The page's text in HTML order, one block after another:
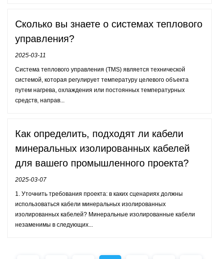
Сколько вы знаете о системах теплового
управления?
2025-03-11
Система теплового управления (TMS) является технической
системой, которая регулирует температуру целевого объекта
путем нагрева, охлаждения или постоянных температурных
средств, направ...
Как определить, подходят ли кабели
минеральных изолированных кабелей
для вашего промышленного проекта?
2025-03-07
1. Уточнить требования проекта: в каких сценариях должны
использоваться кабели минеральных изолированных
изолированных кабелей? Минеральные изолированные кабели
незаменимы в следующих...